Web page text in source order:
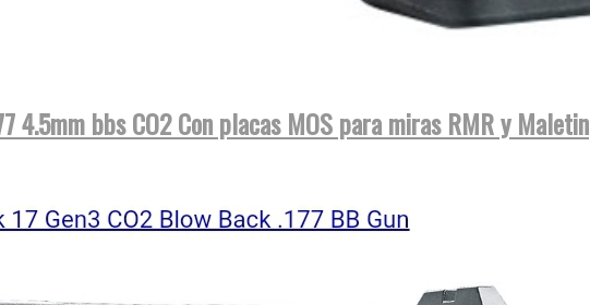
4.5mm bbs CO2 Con placas MOS para miras RMR y Maletin